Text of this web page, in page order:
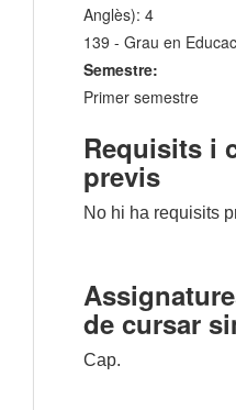
Anglès): 4
139 - Grau en
Semestre:
Primer semestre
Requisits i
previs
No hi ha requisits
de cursar
Cap.